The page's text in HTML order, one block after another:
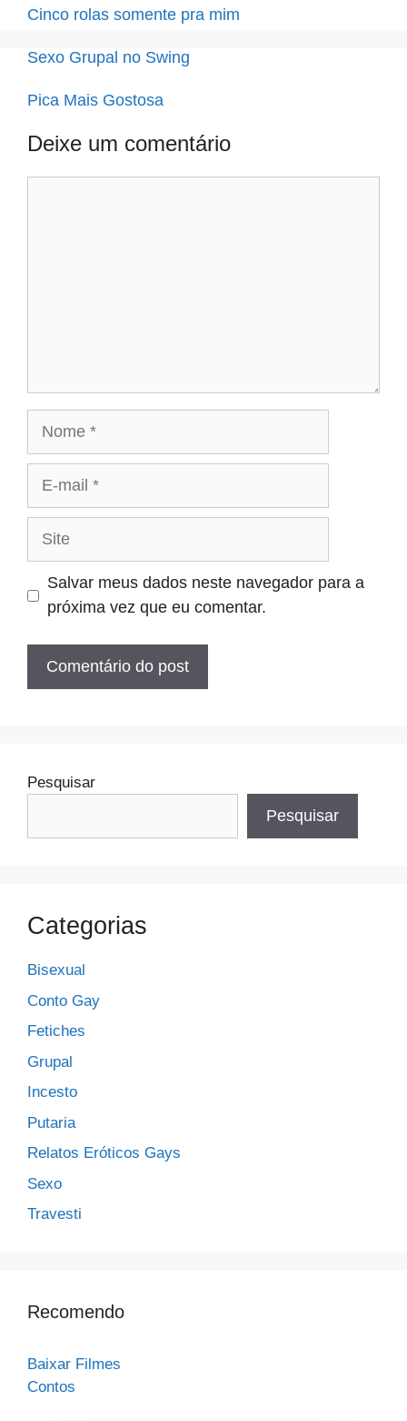
Cinco rolas somente pra mim
Sexo Grupal no Swing
Pica Mais Gostosa
Deixe um comentário
Site
Salvar meus dados neste navegador para a
próxima vez que eu comentar.
Pesquisar
Pesquisar
Categorias
Bisexual
Conto Gay
Fetiches
Grupal
Incesto
Putaria
Relatos Eróticos Gays
Sexo
Travesti
Recomendo
Baixar Filmes
Contos